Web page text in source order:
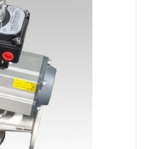
不锈钢三通阀
翻板转向阀
Y型球阀
气动球阀